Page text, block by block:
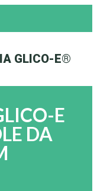
GLICO-E®
E
DA